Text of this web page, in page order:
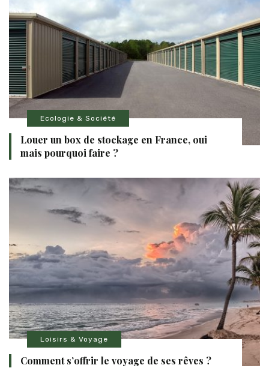
Ecologie & Société
Louer un box de stockage en France, oui
mais pourquoi faire ?
Loisirs & Voyage
Comment s’offrir le voyage de ses rêves ?